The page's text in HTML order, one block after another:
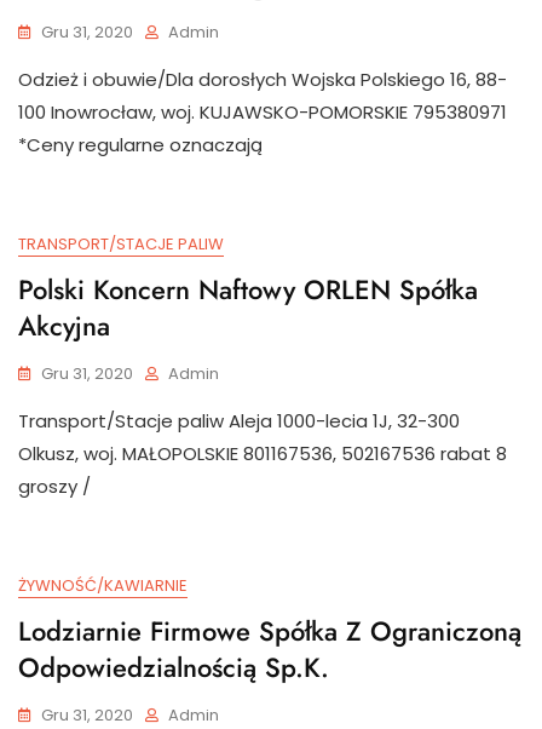
Gru 31, 2020 Admin
Odzież i obuwie/Dla dorosłych Wojska Polskiego 16, 88-
100 Inowrocław, woj. KUJAWSKO-POMORSKIE 795380971
*Ceny regularne oznaczają
TRANSPORT/STACJE PALIW
Polski Koncern Naftowy ORLEN Spółka
Akcyjna
Gru 31, 2020 Admin
Transport/Stacje paliw Aleja 1000-lecia 1J, 32-300
Olkusz, woj. MAŁOPOLSKIE 801167536, 502167536 rabat 8
groszy /
ŻYWNOŚĆ/KAWIARNIE
Lodziarnie Firmowe Spółka Z Ograniczoną
Odpowiedzialnością Sp.k.
Gru 31, 2020 Admin